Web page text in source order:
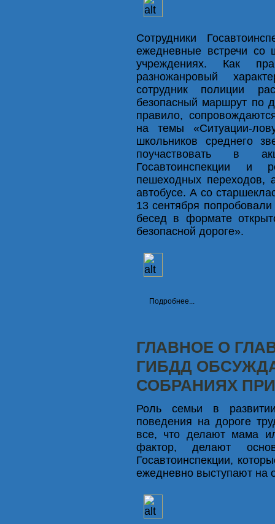
Сотрудники
ежедневные встречи со
учреждениях. Как
разножанровый
сотрудник полиции
безопасный маршрут по
правило,
на темы «Ситуации-
школьников среднего
поучаствовать в
Госавтоинспекции и
пешеходных переходов,
автобусе. А со
13 сентября попробовали
бесед в формате
безопасной дороге».
Подробнее...
ГЛАВНОЕ О
ГИБДД
СОБРАНИЯХ
Роль семьи в
поведения на дороге
все, что делают мама
фактор, делают
Госавтоинспекции,
ежедневно выступают на